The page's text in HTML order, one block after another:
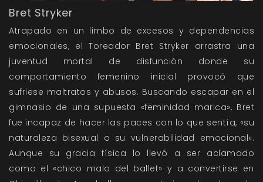
Bret Stryker
Atrapado en un limbo de excesos y dependencias
emocionales, el Toreador Bret Stryker arrastra una
juventud mortal de disfunción donde su
comportamiento femenino inicial provocó que
sufriese maltratos y abusos. Buscando escapar en el
gimnasio de una supuesta «feminidad marica», Bret
fue incapaz de hacer las paces con lo que sentía, «su
naturaleza bisexual o su vulnerabilidad emocional».
Aunque su gracia física lo llevó a ser aclamado
como el «chico malo del ballet» y a convertirse en